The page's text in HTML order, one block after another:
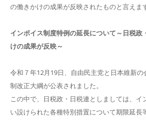
の働きかけの成果が反映されたものと言えま
インボイス制度特例の延長について～日税政
けの成果が反映～
令和７年12月19日、自由民主党と日本維新
制改正大綱が公表されました。
この中で、日税政・日税連としましては、イ
い設けられた各種特別措置について期限延長